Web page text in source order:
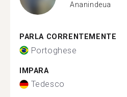
Ananindeua
PARLA CORRENTEMENTE
Portoghese
IMPARA
Tedesco